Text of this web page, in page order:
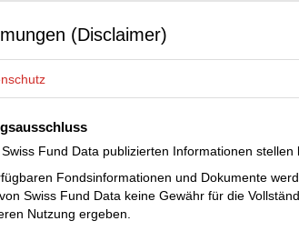
(Disclaimer)
Fund Data publizierten Informationen
Fondsinformationen und Dokumente
Swiss Fund Data keine Gewähr für die
Nutzung ergeben.